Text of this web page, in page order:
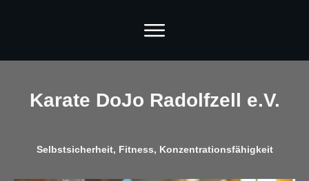
Karate DoJo Radolfzell e.V.
Selbstsicherheit, Fitness, Konzentrationsfähigkeit